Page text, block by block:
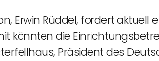
Erwin Rüddel, fordert aktuell
könnten die
Präsident des